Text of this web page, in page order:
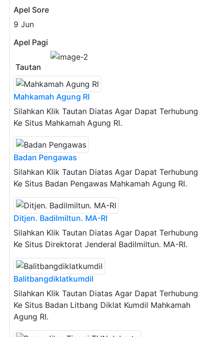
Apel Sore
9 Jun
Apel Pagi
Previous
Tautan
Mahkamah Agung RI
Silahkan Klik Tautan Diatas Agar Dapat Terhubung
Ke Situs Mahkamah Agung RI.
Badan Pengawas
Silahkan Klik Tautan Diatas Agar Dapat Terhubung
Ke Situs Badan Pengawas Mahkamah Agung RI.
Ditjen. Badilmiltun. MA-RI
Silahkan Klik Tautan Diatas Agar Dapat Terhubung
Ke Situs Direktorat Jenderal Badilmiltun. MA-RI.
Balitbangdiklatkumdil
Silahkan Klik Tautan Diatas Agar Dapat Terhubung
Ke Situs Badan Litbang Diklat Kumdil Mahkamah
Agung RI.